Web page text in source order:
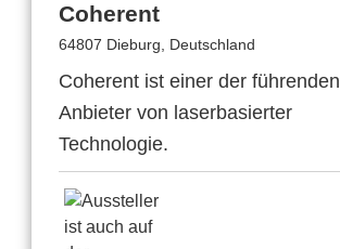
Coherent
64807 Dieburg, Deutschland
Coherent ist einer der führenden
Anbieter von laserbasierter
Technologie.